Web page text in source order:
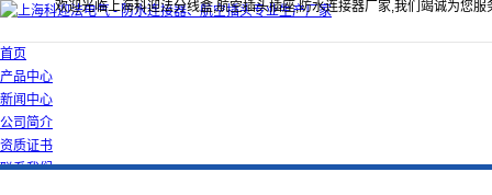
欢迎光临上海科迎法分线盒,航空插头插座,防水连接器厂家,我们竭诚为您服
首页
产品中心
新闻中心
公司简介
资质证书
联系我们